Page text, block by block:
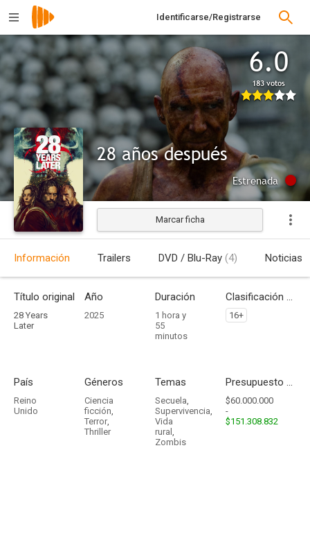
Identificarse/Registrarse
6.0
183 votos
28 años después
Estrenada
Marcar ficha
Información Trailers DVD / Blu-Ray (4) Noticias
Título original
28 Years
Later
Año
2025
Duración
1 hora y
55
minutos
Clasificación por edades
16+
País
Reino
Unido
Géneros
Ciencia
ficción,
Terror,
Thriller
Temas
Secuela,
Supervivencia,
Vida
rural ,
Zombis
Presupuesto - Ingresos
$60.000.000
-
$151.308.832